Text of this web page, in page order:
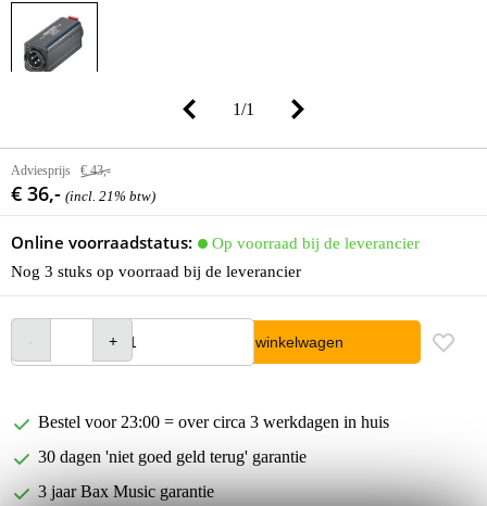
1/1
Adviesprijs € 43,-
€ 36,- (incl. 21% btw)
Online voorraadstatus:
Op voorraad bij de leverancier
Nog 3 stuks op voorraad bij de leverancier
In winkelwagen
Bestel voor 23:00 = over circa 3 werkdagen in huis
30 dagen 'niet goed geld terug' garantie
3 jaar Bax Music garantie